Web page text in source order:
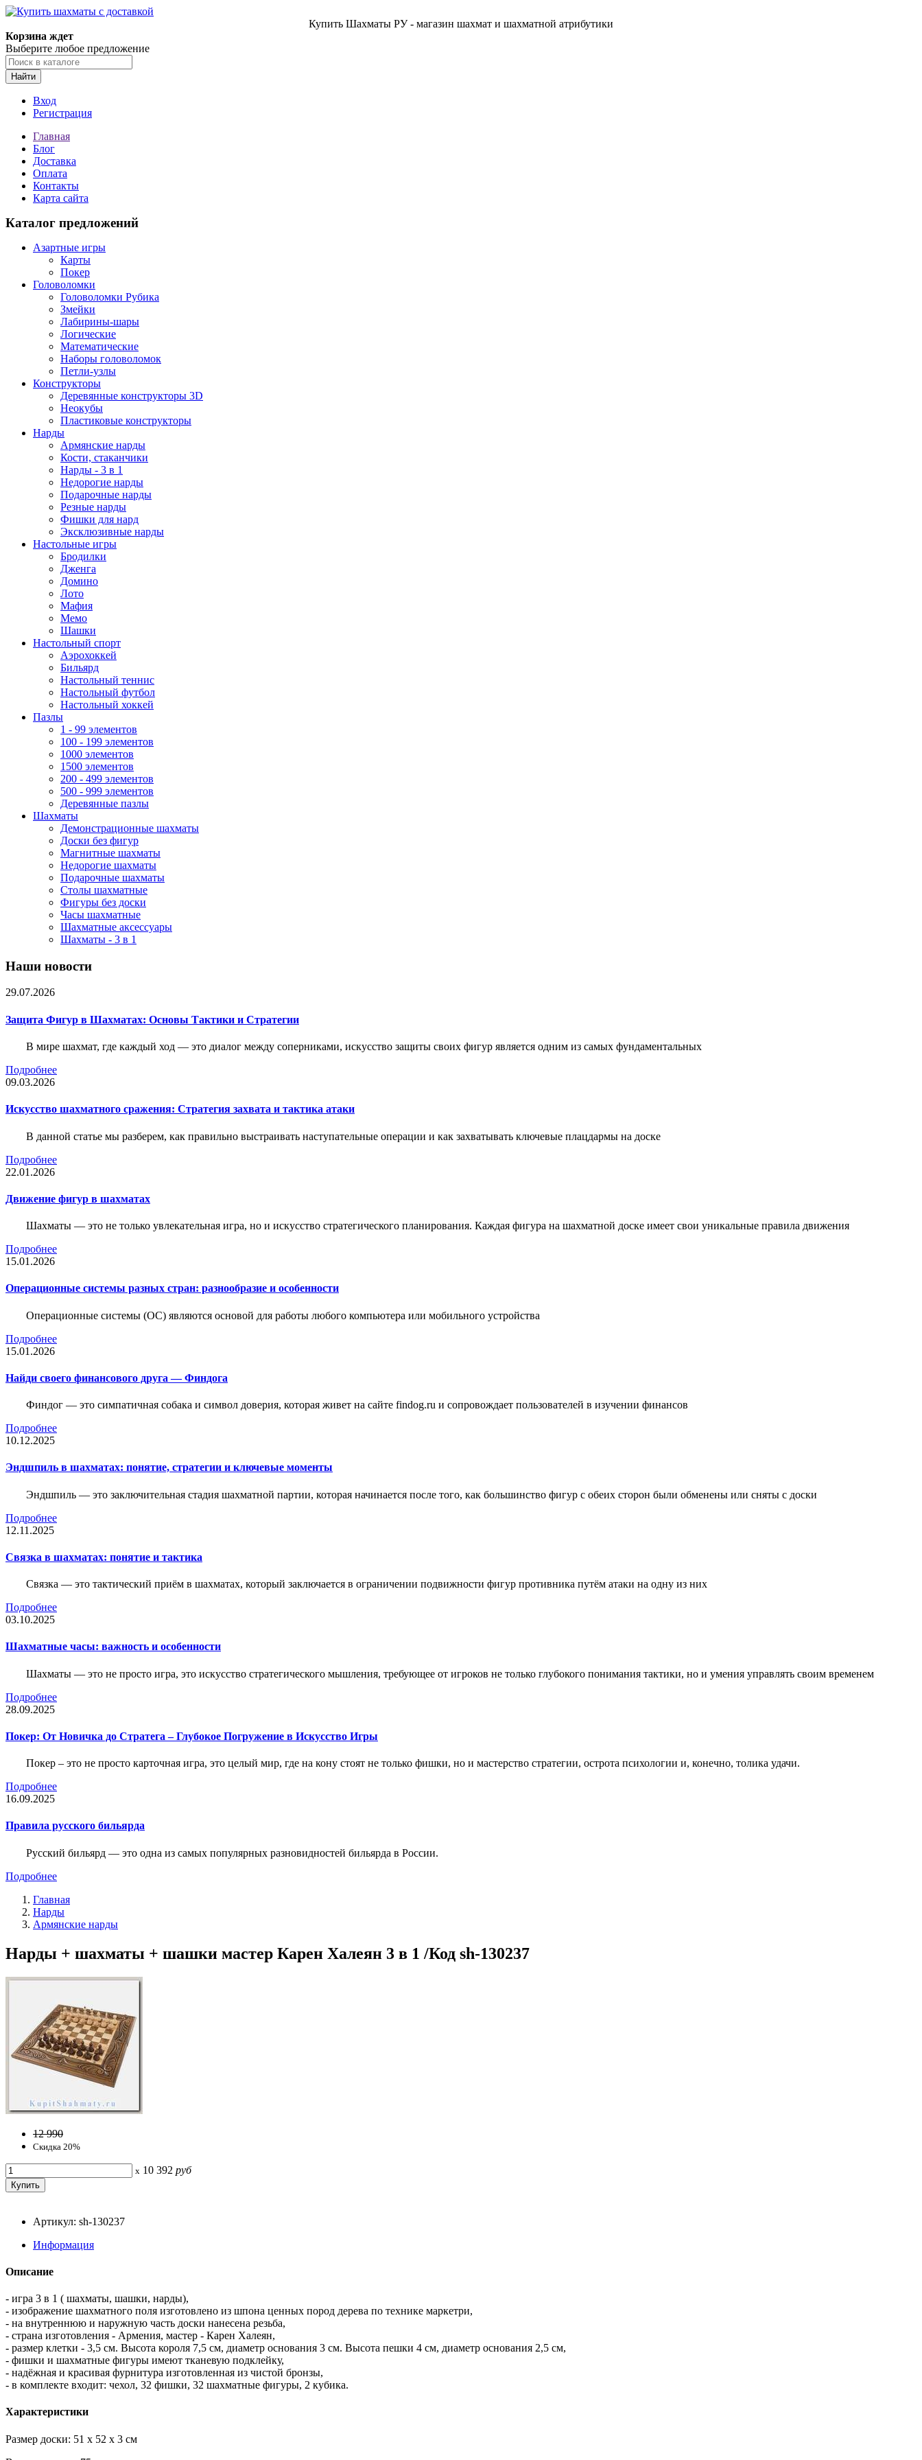
Купить Шахматы РУ - магазин шахмат и шахматной атрибутики
Корзина ждет
Выберите любое предложение
Найти
Вход
Регистрация
Главная
Блог
Доставка
Оплата
Контакты
Карта сайта
Каталог предложений
Азартные игры
Карты
Покер
Головоломки
Головоломки Рубика
Змейки
Лабирины-шары
Логические
Математические
Наборы головоломок
Петли-узлы
Конструкторы
Деревянные конструкторы 3D
Неокубы
Пластиковые конструкторы
Нарды
Армянские нарды
Кости, стаканчики
Нарды - 3 в 1
Недорогие нарды
Подарочные нарды
Резные нарды
Фишки для нард
Эксклюзивные нарды
Настольные игры
Бродилки
Дженга
Домино
Лото
Мафия
Мемо
Шашки
Настольный спорт
Аэрохоккей
Бильярд
Настольный теннис
Настольный футбол
Настольный хоккей
Пазлы
1 - 99 элементов
100 - 199 элементов
1000 элементов
1500 элементов
200 - 499 элементов
500 - 999 элементов
Деревянные пазлы
Шахматы
Демонстрационные шахматы
Доски без фигур
Магнитные шахматы
Недорогие шахматы
Подарочные шахматы
Столы шахматные
Фигуры без доски
Часы шахматные
Шахматные аксессуары
Шахматы - 3 в 1
Наши новости
29.07.2026
Защита Фигур в Шахматах: Основы Тактики и Стратегии
В мире шахмат, где каждый ход — это диалог между соперниками, искусство защиты своих фигур является одним из самых фундаментальных
Подробнее
09.03.2026
Искусство шахматного сражения: Стратегия захвата и тактика атаки
В данной статье мы разберем, как правильно выстраивать наступательные операции и как захватывать ключевые плацдармы на доске
Подробнее
22.01.2026
Движение фигур в шахматах
Шахматы — это не только увлекательная игра, но и искусство стратегического планирования. Каждая фигура на шахматной доске имеет свои уникальные правила движения
Подробнее
15.01.2026
Операционные системы разных стран: разнообразие и особенности
Операционные системы (ОС) являются основой для работы любого компьютера или мобильного устройства
Подробнее
15.01.2026
Найди своего финансового друга — Финдога
Финдог — это симпатичная собака и символ доверия, которая живет на сайте findog.ru и сопровождает пользователей в изучении финансов
Подробнее
10.12.2025
Эндшпиль в шахматах: понятие, стратегии и ключевые моменты
Эндшпиль — это заключительная стадия шахматной партии, которая начинается после того, как большинство фигур с обеих сторон были обменены или сняты с доски
Подробнее
12.11.2025
Связка в шахматах: понятие и тактика
Связка — это тактический приём в шахматах, который заключается в ограничении подвижности фигур противника путём атаки на одну из них
Подробнее
03.10.2025
Шахматные часы: важность и особенности
Шахматы — это не просто игра, это искусство стратегического мышления, требующее от игроков не только глубокого понимания тактики, но и умения управлять своим временем
Подробнее
28.09.2025
Покер: От Новичка до Стратега – Глубокое Погружение в Искусство Игры
Покер – это не просто карточная игра, это целый мир, где на кону стоят не только фишки, но и мастерство стратегии, острота психологии и, конечно, толика удачи.
Подробнее
16.09.2025
Правила русского бильярда
Русский бильярд — это одна из самых популярных разновидностей бильярда в России.
Подробнее
Главная
Нарды
Армянские нарды
Нарды + шахматы + шашки мастер Карен Халеян 3 в 1 /Код sh-130237
12 990
Скидка 20%
x 10 392 руб
Артикул: sh-130237
Информация
Описание
- игра 3 в 1 ( шахматы, шашки, нарды),
- изображение шахматного поля изготовлено из шпона ценных пород дерева по технике маркетри,
- на внутреннюю и наружную часть доски нанесена резьба,
- страна изготовления - Армения, мастер - Карен Халеян,
- размер клетки - 3,5 см. Высота короля 7,5 см, диаметр основания 3 см. Высота пешки 4 см, диаметр основания 2,5 см,
- фишки и шахматные фигуры имеют тканевую подклейку,
- надёжная и красивая фурнитура изготовленная из чистой бронзы,
- в комплекте входит: чехол, 32 фишки, 32 шахматные фигуры, 2 кубика.
Характеристики
Размер доски: 51 х 52 х 3 см